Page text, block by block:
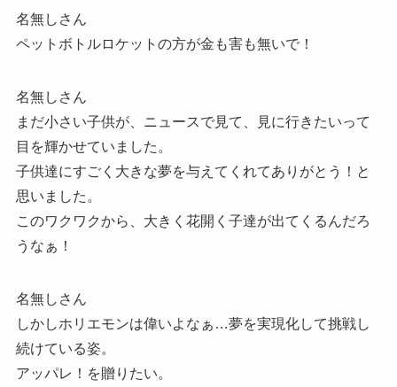
名無しさん
ペットボトルロケットの方が金も害も無いで！
名無しさん
まだ小さい子供が、ニュースで見て、見に行きたいって
目を輝かせていました。
子供達にすごく大きな夢を与えてくれてありがとう！と
思いました。
このワクワクから、大きく花開く子達が出てくるんだろ
うなぁ！
名無しさん
しかしホリエモンは偉いよなぁ…夢を実現化して挑戦し
続けている姿。
アッパレ！を贈りたい。